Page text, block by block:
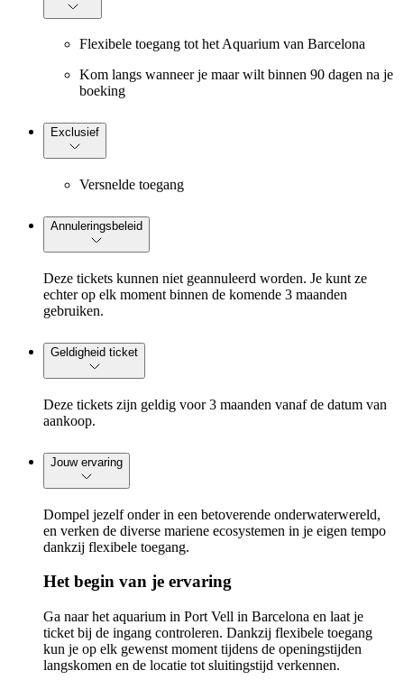
Flexibele toegang tot het Aquarium van Barcelona
Kom langs wanneer je maar wilt binnen 90 dagen na je
boeking
Exclusief
Versnelde toegang
Annuleringsbeleid
Deze tickets kunnen niet geannuleerd worden. Je kunt ze
echter op elk moment binnen de komende 3 maanden
gebruiken.
Geldigheid ticket
Deze tickets zijn geldig voor 3 maanden vanaf de datum van
aankoop.
Jouw ervaring
Dompel jezelf onder in een betoverende onderwaterwereld,
en verken de diverse mariene ecosystemen in je eigen tempo
dankzij flexibele toegang.
Het begin van je ervaring
Ga naar het aquarium in Port Vell in Barcelona en laat je
ticket bij de ingang controleren. Dankzij flexibele toegang
kun je op elk gewenst moment tijdens de openingstijden
langskomen en de locatie tot sluitingstijd verkennen.